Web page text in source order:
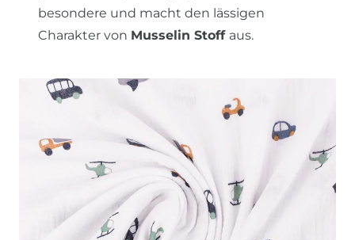
besondere und macht den lässigen
Charakter von Musselin Stoff aus.